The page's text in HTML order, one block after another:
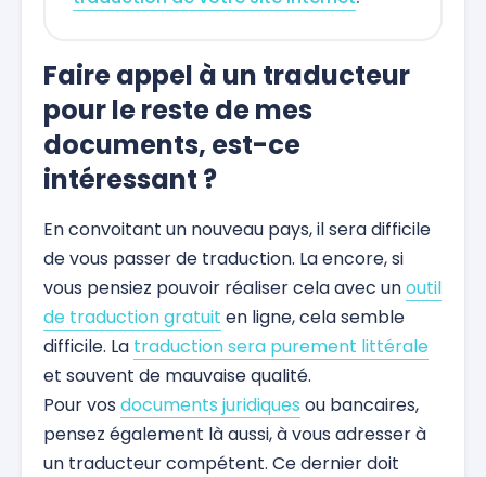
Faire appel à un traducteur
pour le reste de mes
documents, est-ce
intéressant ?
En convoitant un nouveau pays, il sera difficile
de vous passer de traduction. La encore, si
vous pensiez pouvoir réaliser cela avec unoutil
de traduction gratuit en ligne, cela semble
difficile. La traduction sera purement littérale
et souvent de mauvaise qualité.
Pour vos documents juridiques ou bancaires,
pensez également là aussi, à vous adresser à
un traducteur compétent. Ce dernier doit